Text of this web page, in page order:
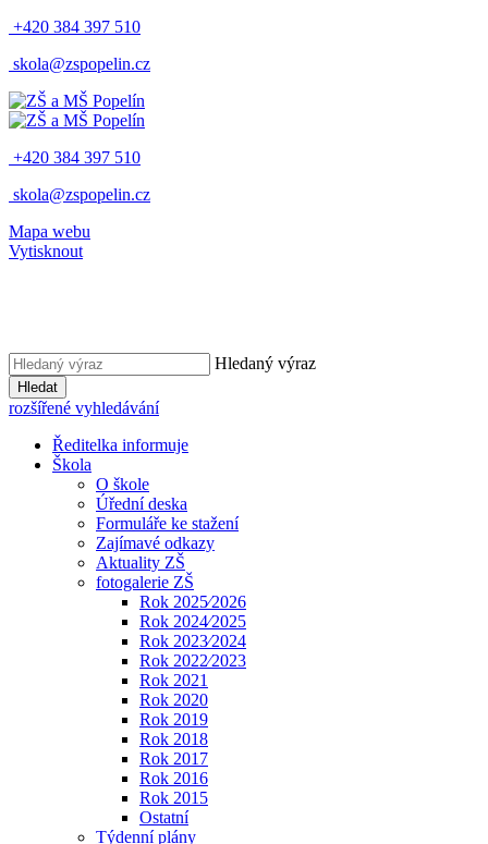
+420 384 397 510
skola@zspopelin.cz
+420 384 397 510
skola@zspopelin.cz
Mapa webu
Vytisknout
Hledaný výraz
Hledat
rozšířené vyhledávání
Ředitelka informuje
Škola
O škole
Úřední deska
Formuláře ke stažení
Zajímavé odkazy
Aktuality ZŠ
fotogalerie ZŠ
Rok 2025⁄2026
Rok 2024⁄2025
Rok 2023⁄2024
Rok 2022⁄2023
Rok 2021
Rok 2020
Rok 2019
Rok 2018
Rok 2017
Rok 2016
Rok 2015
Ostatní
Týdenní plány